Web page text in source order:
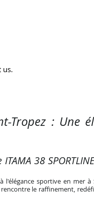
us.
Tropez : Une
38
l'élégance sportive en mer à
le raffinement,